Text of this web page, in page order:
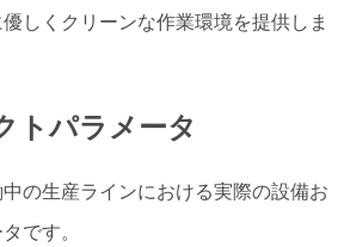
しくクリーンな作業環境を提供しま
トパラメータ
の生産ラインにおける実際の設備お
です。